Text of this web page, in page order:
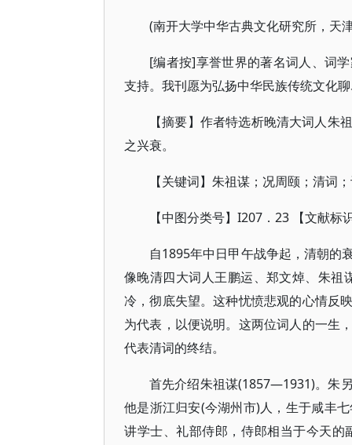
(南开大学中华古典文化研究所，天
[编者按]享誉世界的著名词人、词
支持。我刊愿为弘扬中华民族传统文化
【摘要】作者特选析晚清大词人
之兴衰。
【关键词】朱祖谋；况周颐；清词
【中图分类号】I207．23 【文献
自1895年中日甲午战争起，清朝的
像晚清四大词人王鹏运、郑文焯、朱祖
冷，彻底失望。这种忧愤悲观的心情反
为代表，以便说明。这两位词人的一生
代表清词的终结。
首先介绍朱祖谋(1857—1931)。朱
他是浙江归安(今湖州市)人，生于咸丰
讲学士、礼部侍郎，侍郎相当于今天